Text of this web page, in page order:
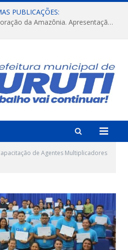
PUBLICAÇÕES:
FESTRIBAL 2026 – No Coração da Amazônia. Apresentação da Munduruku.
de Agentes Multiplicadores